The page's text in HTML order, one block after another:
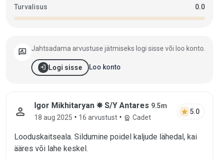
Turvalisus 0.0
rate_review Jahtsadama arvustuse jätmiseks logi sisse või loo konto.
login Logi sisse Loo konto
Igor Mikhitaryan arvustus kuupäeval 18
person Igor Mikhitaryan ✵ S/Y Antares 9.5m
18 aug 2025 • 16 arvustust • workspace_premium Cadet
star 5.0
Looduskaitseala. Sildumine poidel kaljude lähedal, kai
ääres või lahe keskel.